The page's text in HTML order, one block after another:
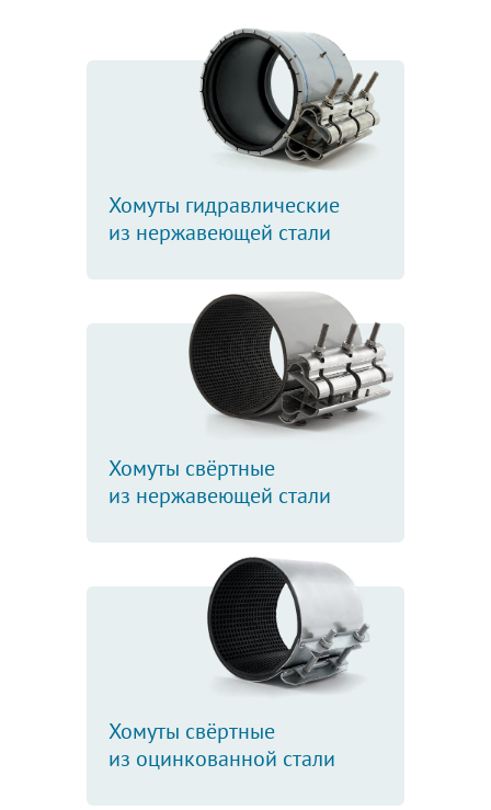
Хомуты гидравлические
из нержавеющей стали
Хомуты свёртные
из нержавеющей стали
Хомуты свёртные
из оцинкованной стали